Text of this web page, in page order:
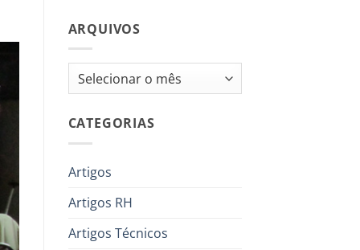
ARQUIVOS
Arquivos
CATEGORIAS
Artigos
Artigos RH
Artigos Técnicos